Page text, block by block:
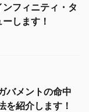
フィニティ・タ
します！
バメントの命中
を紹介します！